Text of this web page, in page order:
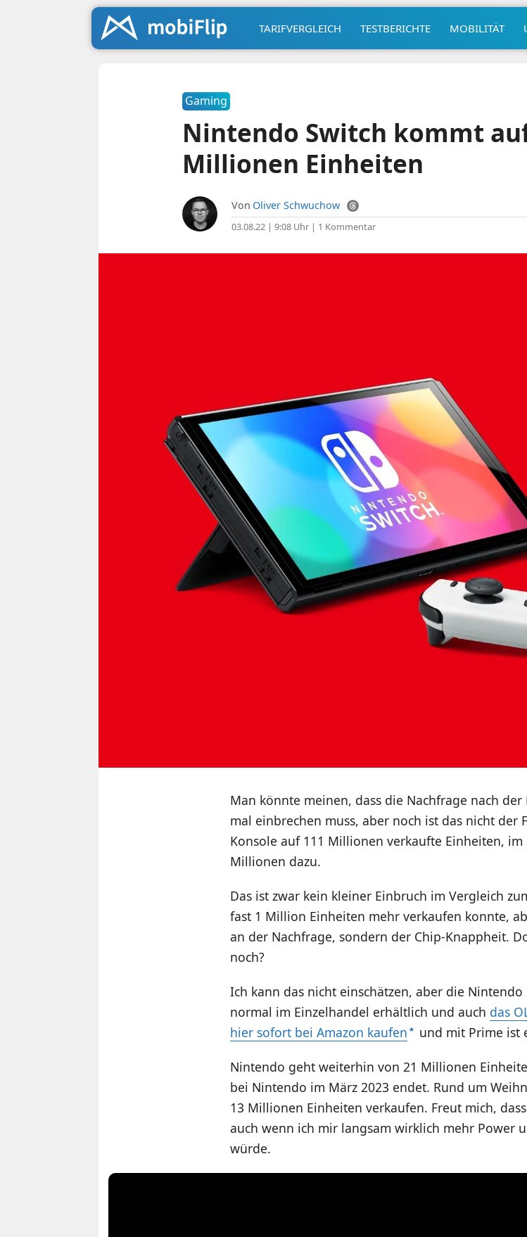
TARIFVERGLEICH TESTBERICHTE MOBILITÄT
Gaming
Nintendo Switch kommt
Millionen Einheiten
Von Oliver Schwuchow
03.08.22 | 9:08 Uhr| 1 Kommentar
Man könnte meinen, dass die Nachfrage nach
mal einbrechen muss, aber noch ist das nicht der
Konsole auf 111 Millionen verkaufte Einheiten,
Millionen dazu.
Das ist zwar kein kleiner Einbruch im Vergleich
fast 1 Million Einheiten mehr verkaufen konnte,
an der Nachfrage, sondern der Chip-Knappheit.
noch?
Ich kann das nicht einschätzen, aber die
normal im Einzelhandel erhältlich und auch das
hier sofort bei Amazon kaufen
und mit Prime ist
Nintendo geht weiterhin von 21 Millionen
bei Nintendo im März 2023 endet. Rund um
13 Millionen Einheiten verkaufen. Freut mich,
auch wenn ich mir langsam wirklich mehr Power
würde.